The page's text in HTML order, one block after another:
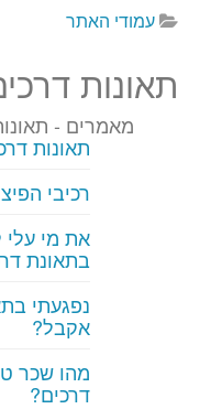
עמודי האתר
תאונות
מאמרים -
תאונות
רכיבי
את מי
בתאונת
נפגעתי
אקבל?
מהו שכר
דרכים?